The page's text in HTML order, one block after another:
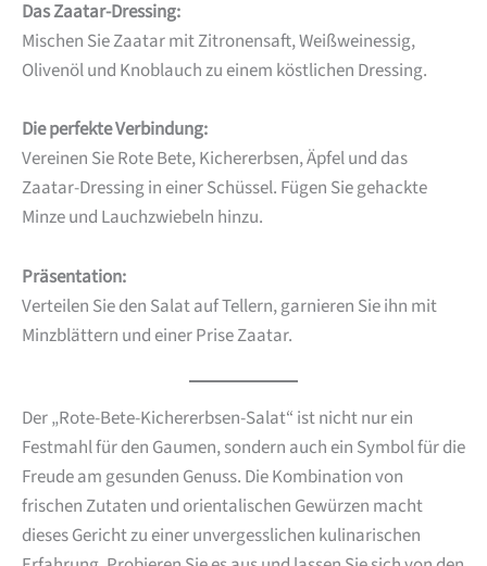
Das Zaatar-Dressing:
Mischen Sie Zaatar mit Zitronensaft, Weißweinessig,
Olivenöl und Knoblauch zu einem köstlichen Dressing.
Die perfekte Verbindung:
Vereinen Sie Rote Bete, Kichererbsen, Äpfel und das
Zaatar-Dressing in einer Schüssel. Fügen Sie gehackte
Minze und Lauchzwiebeln hinzu.
Präsentation:
Verteilen Sie den Salat auf Tellern, garnieren Sie ihn mit
Minzblättern und einer Prise Zaatar.
Der „Rote-Bete-Kichererbsen-Salat“ ist nicht nur ein
Festmahl für den Gaumen, sondern auch ein Symbol für die
Freude am gesunden Genuss. Die Kombination von
frischen Zutaten und orientalischen Gewürzen macht
dieses Gericht zu einer unvergesslichen kulinarischen